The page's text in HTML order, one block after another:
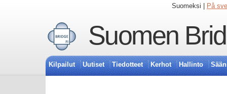
Suomeksi | På
Suomen
Kilpailut Uutiset Tiedotteet Kerhot Hallinto